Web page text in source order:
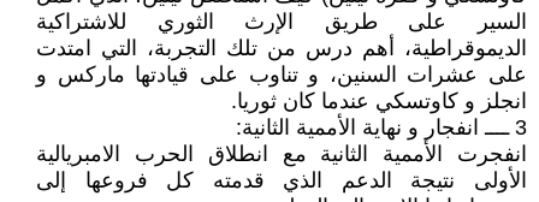
السير على طريق الإرث الثوري للاشتراكية
الديموقراطية، أهم درس من تلك التجربة، التي امتدت
على عشرات السنين، و تناوب على قيادتها ماركس و
انجلز و كاوتسكي عندما كان ثوريا.
3 ــــ انفجار و نهاية الأممية الثانية:
انفجرت الأممية الثانية مع انطلاق الحرب الامبريالية
الأولى نتيجة الدعم الذي قدمته كل فروعها إلى